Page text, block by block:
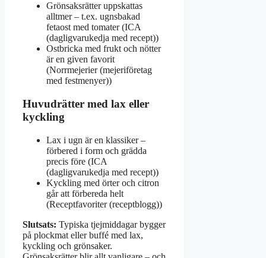
Grönsaksrätter uppskattas
alltmer – t.ex. ugnsbakad
fetaost med tomater (ICA
(dagligvarukedja med recept))
Ostbricka med frukt och nötter
är en given favorit
(Norrmejerier (mejeriföretag
med festmenyer))
Huvudrätter med lax eller
kyckling
Lax i ugn är en klassiker –
förbered i form och grädda
precis före (ICA
(dagligvarukedja med recept))
Kyckling med örter och citron
går att förbereda helt
(Receptfavoriter (receptblogg))
Slutsats: Typiska tjejmiddagar bygger
på plockmat eller buffé med lax,
kyckling och grönsaker.